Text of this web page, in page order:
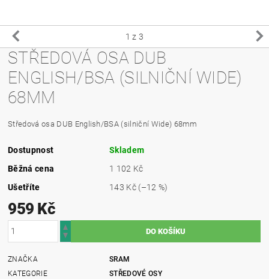
1 z 3
STŘEDOVÁ OSA DUB
ENGLISH/BSA (SILNIČNÍ WIDE)
68MM
Středová osa DUB English/BSA (silniční Wide) 68mm
Dostupnost
Skladem
Běžná cena
1 102 Kč
Ušetříte
143 Kč (–12 %)
959 Kč
ZNAČKA
SRAM
KATEGORIE
STŘEDOVÉ OSY